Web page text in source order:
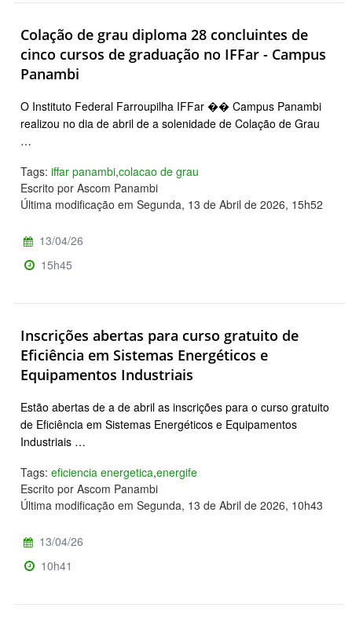
Colação de grau diploma 28 concluintes de
cinco cursos de graduação no IFFar - Campus
Panambi
O Instituto Federal Farroupilha IFFar �� Campus Panambi
realizou no dia de abril de a solenidade de Colação de Grau
…
Tags: iffar panambi,colacao de grau
Escrito por Ascom Panambi
Última modificação em Segunda, 13 de Abril de 2026, 15h52
13/04/26
15h45
Inscrições abertas para curso gratuito de
Eficiência em Sistemas Energéticos e
Equipamentos Industriais
Estão abertas de a de abril as inscrições para o curso gratuito
de Eficiência em Sistemas Energéticos e Equipamentos
Industriais …
Tags: eficiencia energetica,energife
Escrito por Ascom Panambi
Última modificação em Segunda, 13 de Abril de 2026, 10h43
13/04/26
10h41